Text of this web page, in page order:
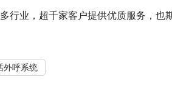
业，超千家客户提供优质服务，也
外呼系统